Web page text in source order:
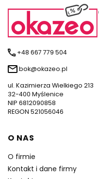
+48 667 779 504
bok@okazeo.pl
ul. Kazimierza Wielkiego 213
32-400 Myślenice
NIP 6812090858
REGON 521056046
Linki w stopce
O NAS
O firmie
Kontakt i dane firmy